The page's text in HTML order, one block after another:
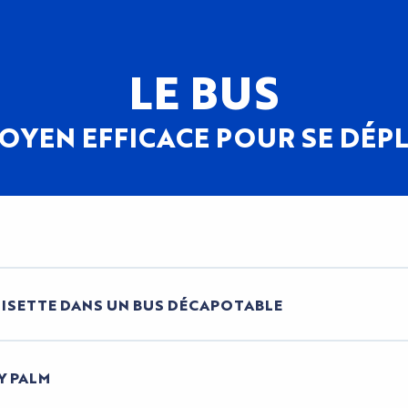
LE BUS
EFFICACE POUR SE
DANS UN BUS DÉCAPOTABLE
PALM